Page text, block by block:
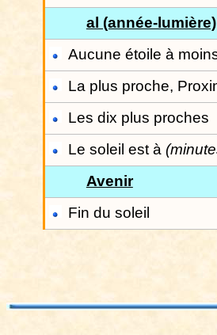
al (année-lumière)
Aucune étoile à
La plus proche,
Les dix plus proches
Le soleil est à
Avenir
Fin du soleil